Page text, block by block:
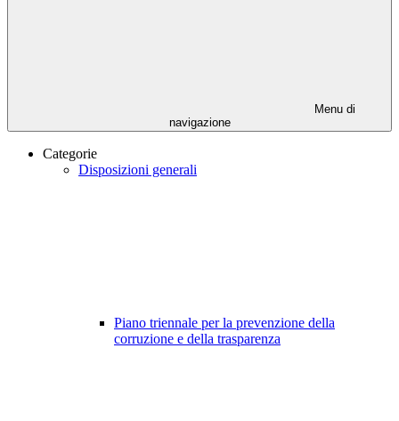
Menu di
navigazione
Categorie
Disposizioni generali
Piano triennale per la prevenzione della
corruzione e della trasparenza